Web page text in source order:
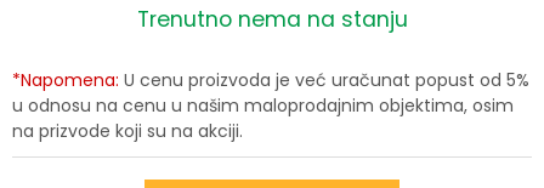
Trenutno nema na stanju
*Napomena: U cenu proizvoda je već uračunat popust od 5%
u odnosu na cenu u našim maloprodajnim objektima, osim
na prizvode koji su na akciji.